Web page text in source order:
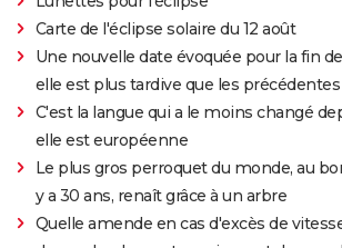
Carte de l'éclipse solaire du 12 août
Une nouvelle date évoquée pour la fin
elle est plus tardive que les précédentes
C'est la langue qui a le moins changé
elle est européenne
Le plus gros perroquet du monde, au
y a 30 ans, renaît grâce à un arbre
Quelle amende en cas d'excès de